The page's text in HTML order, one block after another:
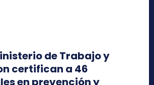
de Trabajo y
certifican a 46
en prevención y